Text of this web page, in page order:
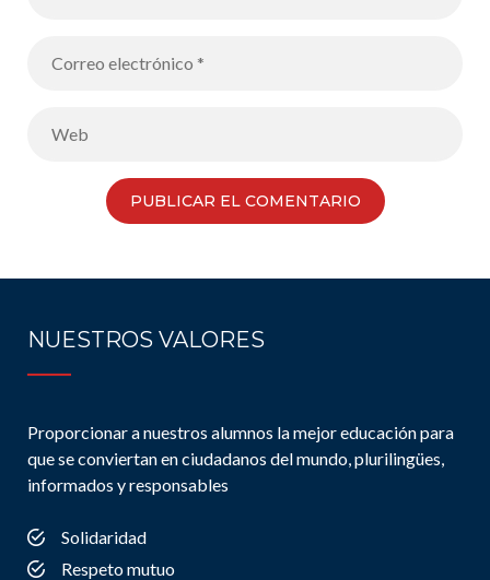
NUESTROS VALORES
Proporcionar a nuestros alumnos la mejor educación para
que se conviertan en ciudadanos del mundo, plurilingües,
informados y responsables
Solidaridad
Respeto mutuo